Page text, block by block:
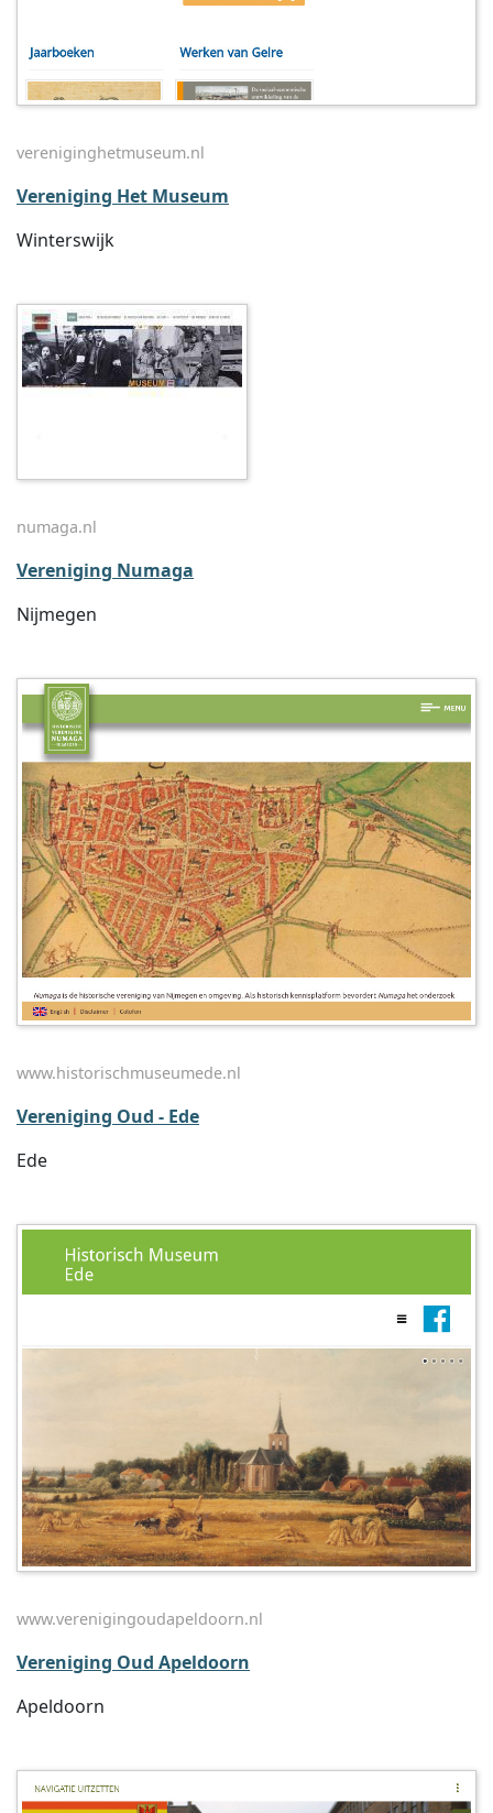
vereniginghetmuseum.nl
Vereniging Het Museum
Winterswijk
numaga.nl
Vereniging Numaga
Nijmegen
www.historischmuseumede.nl
Vereniging Oud - Ede
Ede
www.verenigingoudapeldoorn.nl
Vereniging Oud Apeldoorn
Apeldoorn